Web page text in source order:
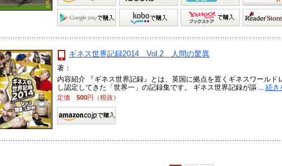
ギネス世界記録2014 Vol.2 人間の驚異
著：
内容紹介 『ギネス世界記録』とは、英国に拠点を置くギネスワール
し認定してきた「世界一」の記録集です。 ギネス世界記録が謳 ... 続き
定価 500円（税抜）